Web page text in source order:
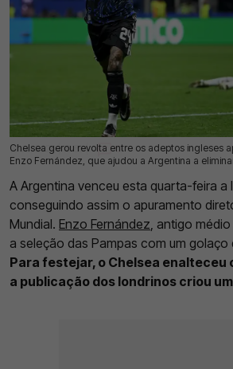
Chelsea gerou revolta entre os adeptos ingleses
Enzo Fernández, que ajudou a Argentina a
16 Jul 2026 | 16:56 | 0
A Argentina venceu esta quarta-feira a
conseguindo assim o apuramento
Mundial. Enzo Fernández , antigo
a seleção das Pampas com um golaço
Para festejar, o Chelsea enalteceu
a publicação dos londrinos criou